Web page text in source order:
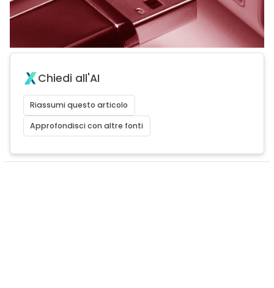
Chiedi all'AI
Riassumi questo articolo
Approfondisci con altre fonti